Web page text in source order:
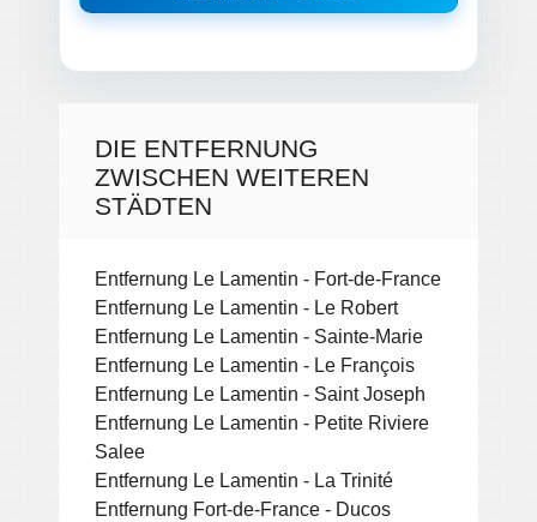
DIE ENTFERNUNG
ZWISCHEN WEITEREN
STÄDTEN
Entfernung Le Lamentin - Fort-de-France
Entfernung Le Lamentin - Le Robert
Entfernung Le Lamentin - Sainte-Marie
Entfernung Le Lamentin - Le François
Entfernung Le Lamentin - Saint Joseph
Entfernung Le Lamentin - Petite Riviere
Salee
Entfernung Le Lamentin - La Trinité
Entfernung Fort-de-France - Ducos